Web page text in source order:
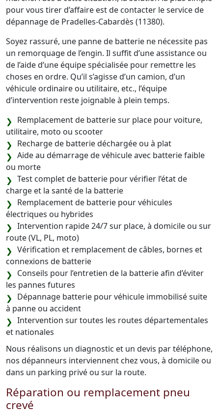
pour vous tirer d’affaire est de contacter le service de
dépannage de Pradelles-Cabardès (11380).
Soyez rassuré, une panne de batterie ne nécessite pas
un remorquage de l’engin. Il suffit d’une assistance ou
de l’aide d’une équipe spécialisée pour remettre les
choses en ordre. Qu’il s’agisse d’un camion, d’un
véhicule ordinaire ou utilitaire, etc., l’équipe
d’intervention reste joignable à plein temps.
Remplacement de batterie sur place pour voiture,
utilitaire, moto ou scooter
Recharge de batterie déchargée ou à plat
Aide au démarrage de véhicule avec batterie faible
ou morte
Test complet de batterie pour vérifier l’état de
charge et la santé de la batterie
Remplacement de batterie pour véhicules
électriques ou hybrides
Intervention rapide 24/7 sur place, à domicile ou sur
route (VL, PL, moto)
Vérification et remplacement de câbles, bornes et
connexions de batterie
Conseils pour l’entretien de la batterie afin d’éviter
les pannes futures
Dépannage batterie pour véhicule immobilisé suite
à panne ou accident
Intervention sur toutes les routes départementales
et nationales
Nous réalisons un diagnostic et un devis par téléphone,
nos dépanneurs interviennent chez vous, à domicile ou
dans un parking privé ou sur la route.
Réparation ou remplacement pneu
crevé